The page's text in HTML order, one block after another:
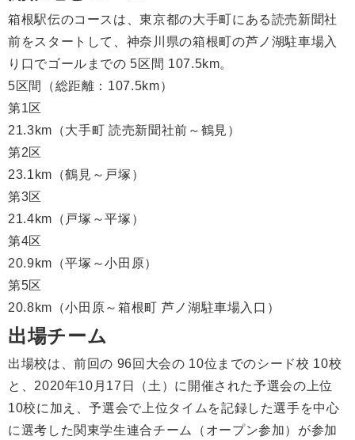
箱根駅伝のコースは、東京都の大手町にある読売新聞社
前をスタートして、神奈川県の箱根町の芦ノ湖駐車場入
り口でゴールまでの 5区間 107.5km。
5区間（総距離：107.5km）
第1区
21.3km（大手町 読売新聞社前～鶴見）
第2区
23.1km（鶴見～戸塚）
第3区
21.4km（戸塚～平塚）
第4区
20.9km（平塚～小田原）
第5区
20.8km（小田原～箱根町 芦ノ湖駐車場入口）
出場チーム
出場校は、前回の 96回大会の 10位までのシード校 10校
と、2020年10月17日（土）に開催された予選会の上位
10校に加え、予選会で上位タイムを記録した選手を中心
に選考した関東学生連合チーム（オープン参加）が参加